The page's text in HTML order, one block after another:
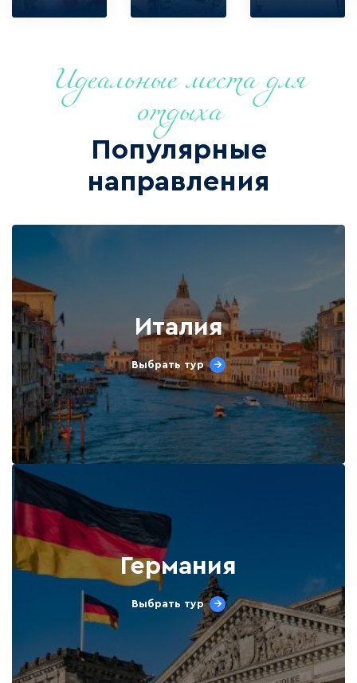
Популярные
направления
Идеальные места для
отдыха
Италия
Выбрать тур
Германия
Выбрать тур